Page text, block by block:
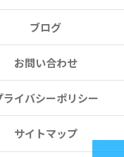
ブログ
お問い合わせ
ライバシーポリシー
サイトマップ